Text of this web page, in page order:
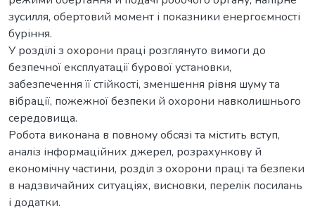
зусилля, обертовий момент і показники енергоємності
буріння.
У розділі з охорони праці розглянуто вимоги до
безпечної експлуатації бурової установки,
забезпечення її стійкості, зменшення рівня шуму та
вібрації, пожежної безпеки й охорони навколишнього
середовища.
Робота виконана в повному обсязі та містить вступ,
аналіз інформаційних джерел, розрахункову й
економічну частини, розділ з охорони праці та безпеки
в надзвичайних ситуаціях, висновки, перелік посилань
і додатки.